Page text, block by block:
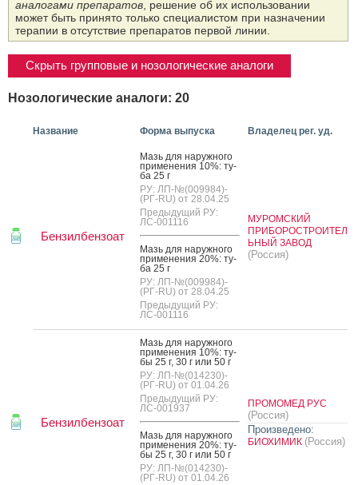
аналогами препаратов , решение об их использовании
может быть принято только специалистом при назначении
терапии в отсутствие препаратов первой линии.
Скрыть групповые и нозологические аналоги
Нозологические аналоги: 20
Название Форма выпуска Владелец рег. уд.
Бензилбензоат
Мазь для на­руж­но­го
при­мене­ния 10%: ту­
ба 25 г
РУ: ЛП-№(009984)-
(РГ-RU) от 28.04.25
Предыдущий РУ:
ЛС-001116
Мазь для на­руж­но­го
при­мене­ния 20%: ту­
ба 25 г
РУ: ЛП-№(009984)-
(РГ-RU) от 28.04.25
Предыдущий РУ:
ЛС-001116
МУРОМСКИЙ
ПРИБОРОСТРОИТЕЛ
ЬНЫЙ ЗАВОД
(Россия)
Бензилбензоат
Мазь для на­руж­но­го
при­мене­ния 10%: ту­
бы 25 г, 30 г или 50 г
РУ: ЛП-№(014230)-
(РГ-RU) от 01.04.26
Предыдущий РУ:
ЛС-001937
Мазь для на­руж­но­го
при­мене­ния 20%: ту­
бы 25 г, 30 г или 50 г
РУ: ЛП-№(014230)-
(РГ-RU) от 01.04.26
ПРОМОМЕД РУС
(Россия)
Произведено:
БИОХИМИК (Россия)